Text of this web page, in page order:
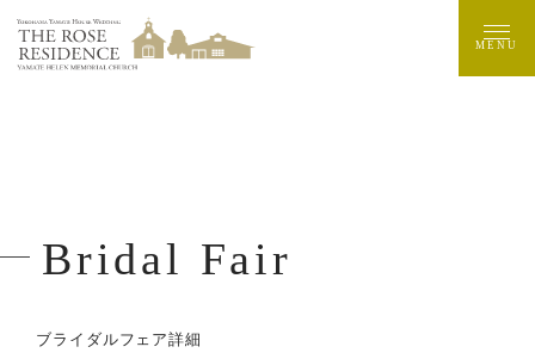
Bridal Fair
ブライダルフェア詳細
MENU